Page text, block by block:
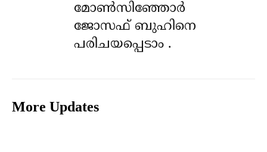
മോൺസിഞ്ഞോർ
ജോസഫ് ബുഹിനെ
പരിചയപ്പെടാം .
More Updates